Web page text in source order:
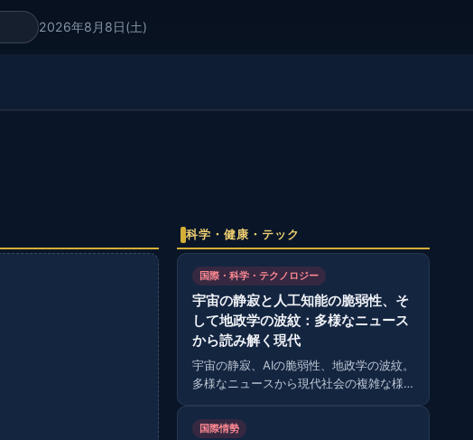
2026年8月8日(土)
科学・健康・テック
国際・科学・テクノロジー
宇宙の静寂と人工知能の脆弱性、そ
して地政学の波紋：多様なニュース
から読み解く現代
宇宙の静寂、AIの脆弱性、地政学の波紋。
多様なニュースから現代社会の複雑な様
国際情勢